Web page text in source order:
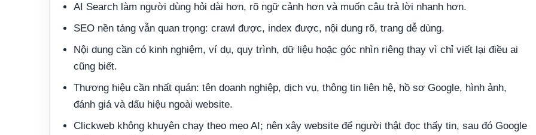
AI Search làm người dùng hỏi dài hơn, rõ ngữ cảnh hơn và muốn câu trả lời nhanh hơn.
SEO nền tảng vẫn quan trọng: crawl được, index được, nội dung rõ, trang dễ dùng.
Nội dung cần có kinh nghiệm, ví dụ, quy trình, dữ liệu hoặc góc nhìn riêng thay vì chỉ viết lại điều ai
cũng biết.
Thương hiệu cần nhất quán: tên doanh nghiệp, dịch vụ, thông tin liên hệ, hồ sơ Google, hình ảnh,
đánh giá và dấu hiệu ngoài website.
Clickweb không khuyên chạy theo mẹo AI; nên xây website để người thật đọc thấy tin, sau đó Google